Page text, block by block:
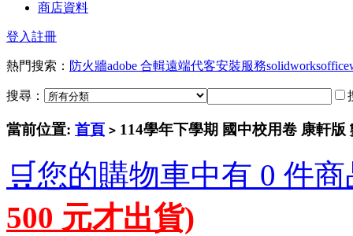
商店資料
登入註冊
熱門搜索： 防火牆adobe 合輯遠端代客安裝服務solidworksoffice
搜尋：
當前位置: 首頁 > 114學年下學期 國中校用卷 康軒
🛒您的購物車中有 0 件
500 元才出貨)